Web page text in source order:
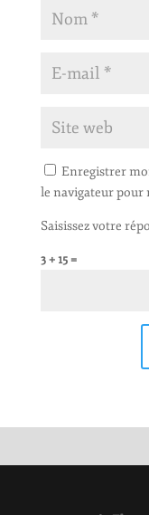
Enregistrer
le navigateur
Saisissez votre
3 + 15 =